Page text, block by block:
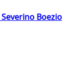
Boezio